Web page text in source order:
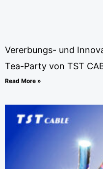
Vererbungs- und
Tea-Party von TST
Read More »